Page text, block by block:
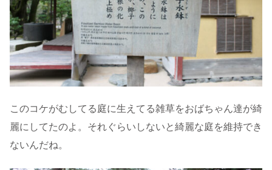
このコケがむしてる庭に生えてる雑草をおばちゃん達が綺
麗にしてたのよ。それぐらいしないと綺麗な庭を維持でき
ないんだね。